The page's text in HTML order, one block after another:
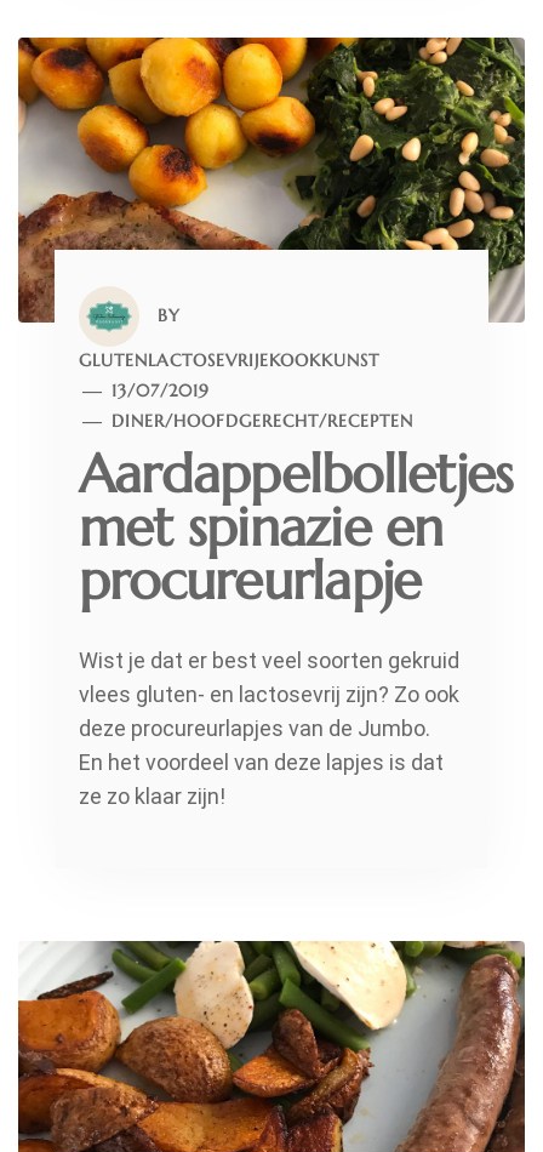
BY
GLUTENLACTOSEVRIJEKOOKKUNST
13/07/2019
DINER/HOOFDGERECHT/RECEPTEN
Aardappelbolletjes
met spinazie en
procureurlapje
Wist je dat er best veel soorten gekruid
vlees gluten- en lactosevrij zijn? Zo ook
deze procureurlapjes van de Jumbo.
En het voordeel van deze lapjes is dat
ze zo klaar zijn!